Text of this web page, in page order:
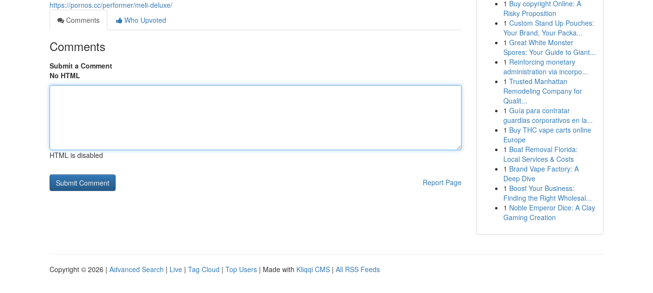
https://pornos.cc/performer/meli-deluxe/
Comments
Who Upvoted
Comments
Submit a Comment
No HTML
HTML is disabled
Report Page
1 Buy copyright Online: A
Risky Proposition
1 Custom Stand Up Pouches:
Your Brand, Your Packa...
1 Great White Monster
Spores: Your Guide to Giant...
1 Reinforcing monetary
administration via incorpo...
1 Trusted Manhattan
Remodeling Company for
Qualit...
1 Guía para contratar
guardias corporativos en la...
1 Buy THC vape carts online
Europe
1 Boat Removal Florida:
Local Services & Costs
1 Brand Vape Factory: A
Deep Dive
1 Boost Your Business:
Finding the Right Wholesal...
1 Noble Emperor Dice: A Clay
Gaming Creation
Copyright © 2026 | Advanced Search | Live | Tag Cloud | Top Users | Made with Kliqqi CMS | All RSS Feeds